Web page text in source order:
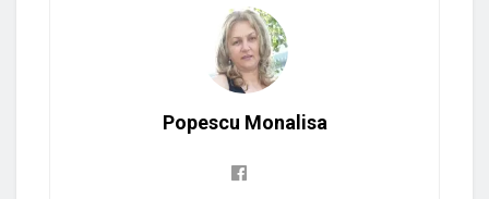
Popescu Monalisa